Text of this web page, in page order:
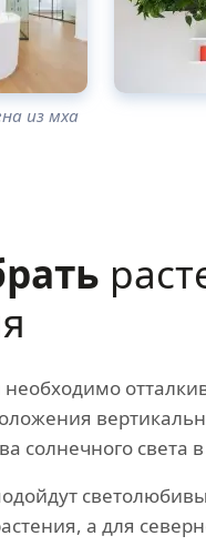
из мха
солнечного света
а для